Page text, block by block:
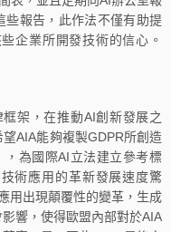
些報告，此作法不僅有助提
企業所開發技術的信心。
架，在推動AI創新發展之
AIA能夠複製GDPR所創造
，為國際AI立法建立參考標
術應用的革新發展速度驚
用出現顛覆性的變革，生成
響，使得歐盟內部對於AIA